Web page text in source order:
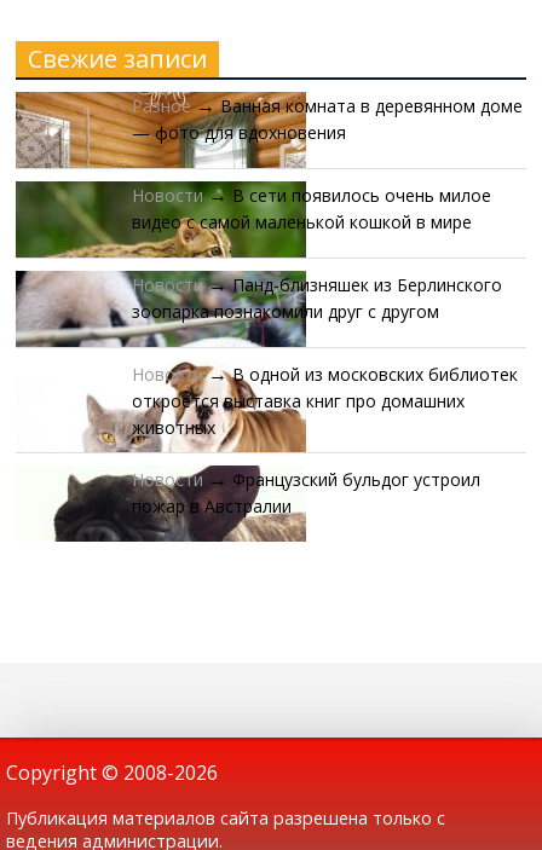
Свежие записи
Разное → Ванная комната в деревянном доме
— фото для вдохновения
Новости → В сети появилось очень милое
видео с самой маленькой кошкой в мире
Новости → Панд-близняшек из Берлинского
зоопарка познакомили друг с другом
Новости → В одной из московских библиотек
откроется выставка книг про домашних
животных
Новости → Французский бульдог устроил
пожар в Австралии
Copyright © 2008-2026
Публикация материалов сайта разрешена только с
ведения администрации.